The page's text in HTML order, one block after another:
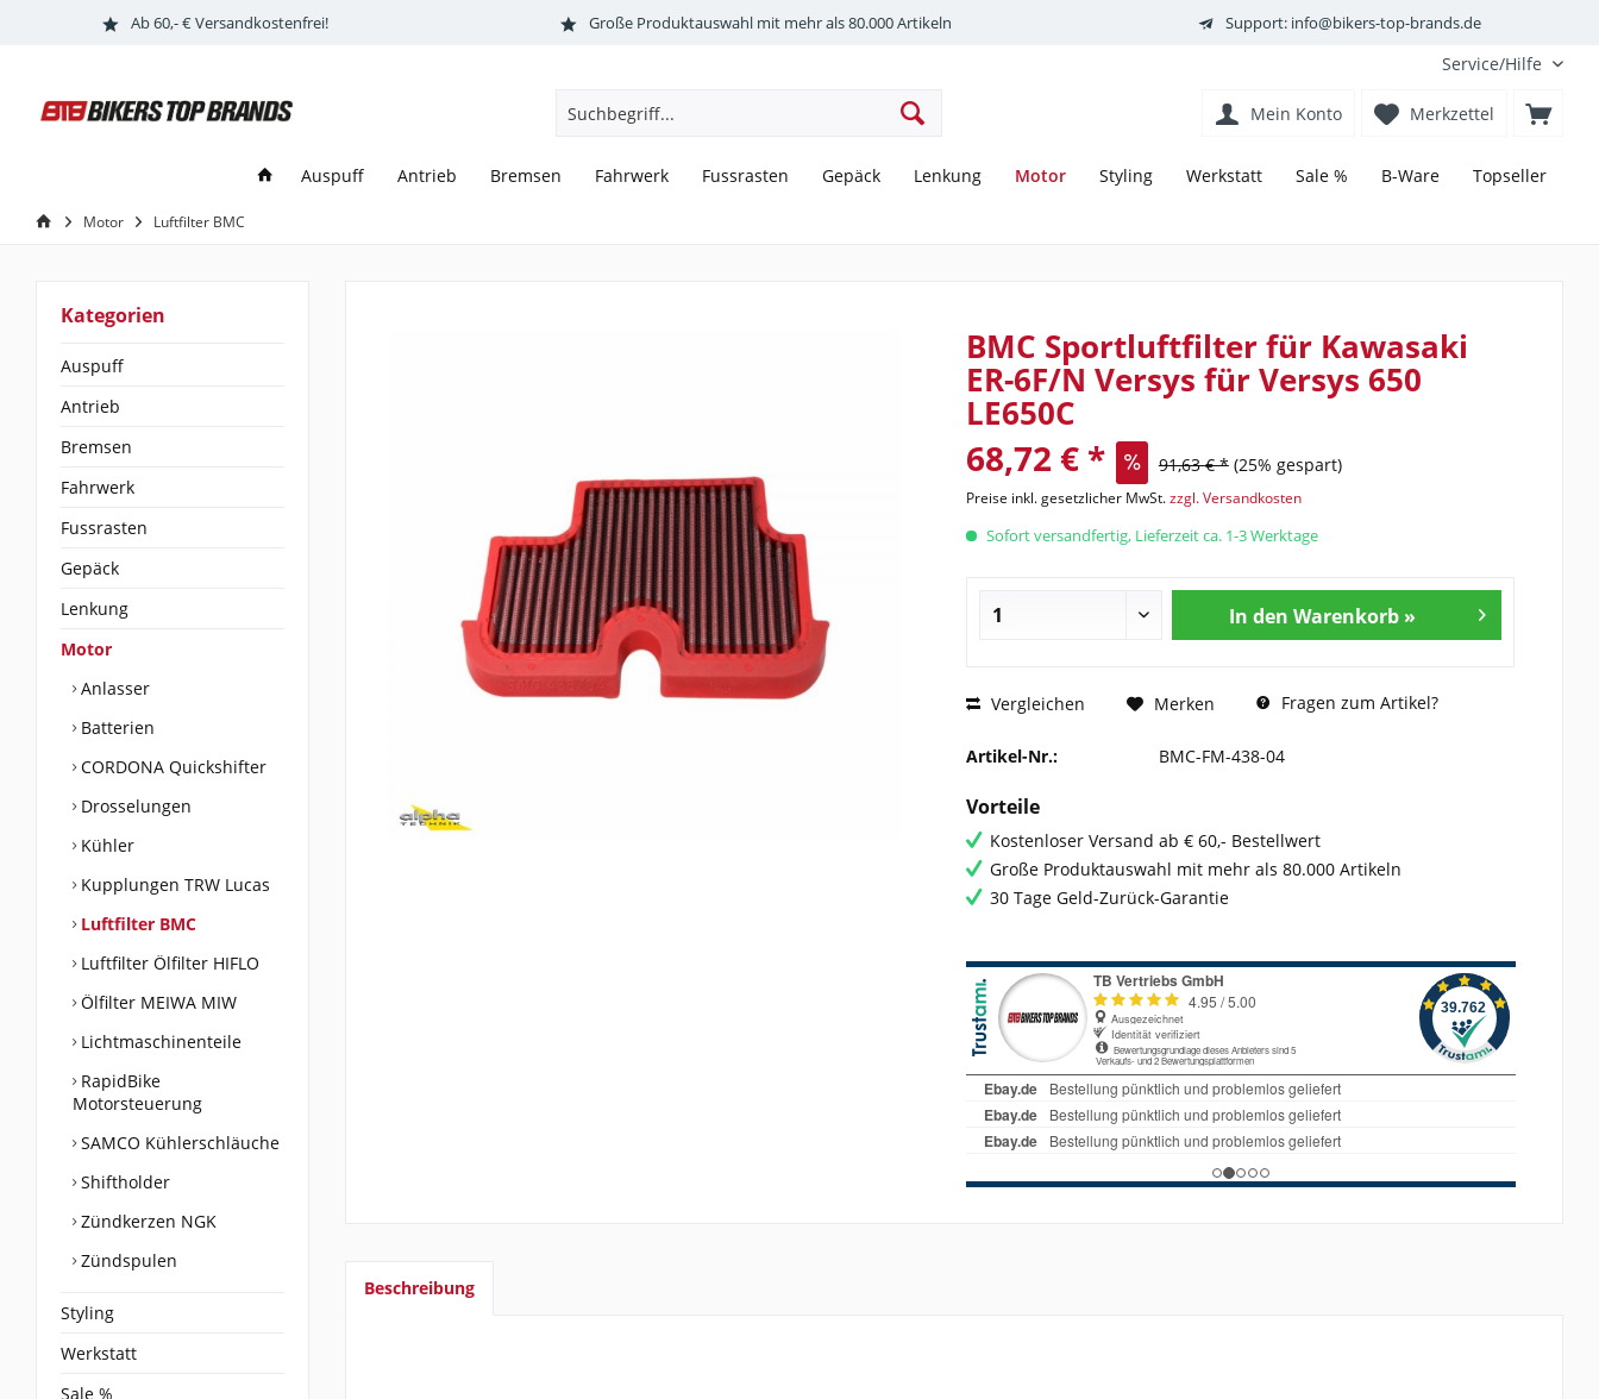
Ab 60,- € Versandkostenfrei! Große Produktauswahl mit mehr als 80.000 Artikeln Support: info@bikers-top-brands.de
Service/Hilfe
Merkzettel
Mein Konto
Auspuff Antrieb Bremsen Fahrwerk Fussrasten Gepäck Lenkung Motor Styling Werkstatt Sale % B-Ware Topseller
Motor Luftfilter BMC
Kategorien
Auspuff
Antrieb
Bremsen
Fahrwerk
Fussrasten
Gepäck
Lenkung
Motor
Anlasser
Batterien
CORDONA Quickshifter
Drosselungen
Kühler
Kupplungen TRW Lucas
Luftfilter BMC
Luftfilter Ölfilter HIFLO
Ölfilter MEIWA MIW
Lichtmaschinenteile
RapidBike
Motorsteuerung
SAMCO Kühlerschläuche
Shiftholder
Zündkerzen NGK
Zündspulen
Styling
Werkstatt
Sale %
BMC Sportluftfilter für Kawasaki
ER-6F/N Versys für Versys 650
LE650C
68,72 € * 91,63 € * (25% gespart)
Preise inkl. gesetzlicher MwSt.zzgl. Versandkosten
Sofort versandfertig, Lieferzeit ca. 1-3 Werktage
In den Warenkorb »
Vergleichen Merken Fragen zum Artikel?
Artikel-Nr.: BMC-FM-438-04
Vorteile
Kostenloser Versand ab € 60,- Bestellwert
Große Produktauswahl mit mehr als 80.000 Artikeln
30 Tage Geld-Zurück-Garantie
Beschreibung